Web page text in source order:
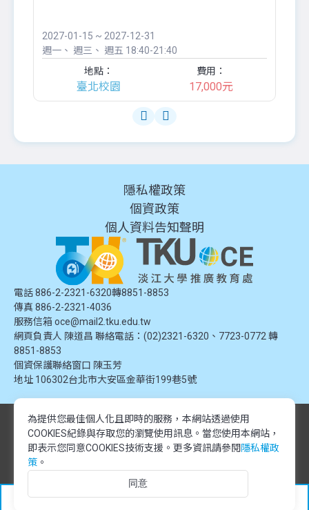
2027-01-15 ~ 2027-12-31
週一
週三 週五 18:40-21:40
地點：
臺北校園
費用：
17,000元
隱私權政策
個資政策
個人資料告知聲明
電話 886-2-2321-6320轉8851-8853
傳真 886-2-2321-4036
服務信箱 oce@mail2.tku.edu.tw
網頁負責人 陳道昌 聯絡電話：(02)2321-6320、7723-0772 轉
8851-8853
個資保護聯絡窗口 陳玉芳
地址 106302台北市大安區金華街199巷5號
© 2024 淡江大學推廣教育處. 版權所有。本網站內容由淡江大學推廣教育處
提供，未經授權禁止轉載或引用。所有課程資訊、圖片及資料皆屬本單位所
有，僅供學習交流使用。
© 2024 Tamkang University Office of Continuing Education. All rights
reserved.The content of this website is provided by Tamkang University
Office of Continuing Education. Unauthorized reproduction or citation is
prohibited.All course information, images, and data belong to this division
為提供您最佳個人化且即時的服務，本網站透過使用
COOKIES紀錄與存取您的瀏覽使用訊息。 當您使用本網站，
即表示您同意COOKIES技術支援。更多資訊請參閱 隱私權政
策 。
同意